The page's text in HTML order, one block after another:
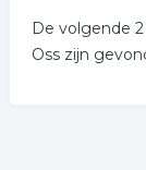
De volgende
Oss zijn